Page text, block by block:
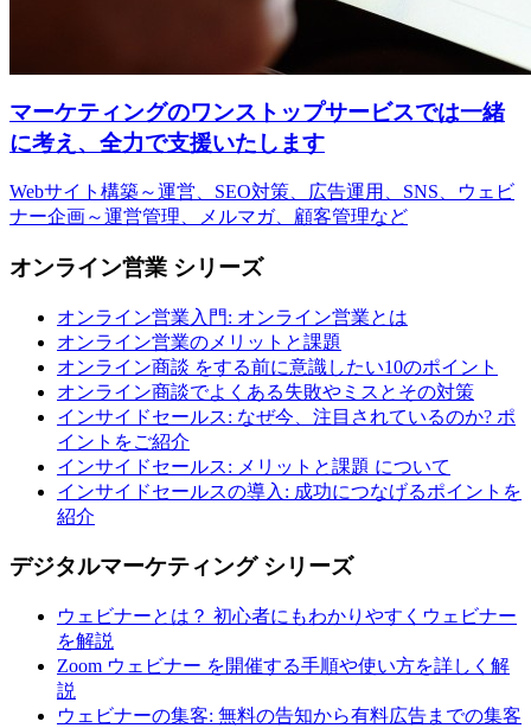
マーケティングのワンストップサービスでは一緒
に考え、全力で支援いたします
Webサイト構築～運営、SEO対策、広告運用、SNS、ウェビ
ナー企画～運営管理、メルマガ、顧客管理など
オンライン営業 シリーズ
オンライン営業入門: オンライン営業とは
オンライン営業のメリットと課題
オンライン商談 をする前に意識したい10のポイント
オンライン商談でよくある失敗やミスとその対策
インサイドセールス: なぜ今、注目されているのか? ポ
イントをご紹介
インサイドセールス: メリットと課題 について
インサイドセールスの導入: 成功につなげるポイントを
紹介
デジタルマーケティング シリーズ
ウェビナーとは？ 初心者にもわかりやすくウェビナー
を解説
Zoom ウェビナー を開催する手順や使い方を詳しく解
説
ウェビナーの集客: 無料の告知から有料広告までの集客